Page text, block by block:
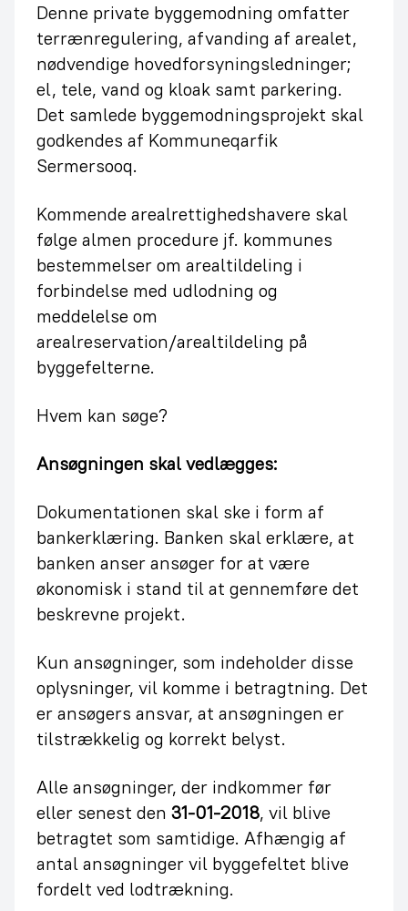
Denne private byggemodning omfatter
terrænregulering, afvanding af arealet,
nødvendige hovedforsyningsledninger;
el, tele, vand og kloak samt parkering.
Det samlede byggemodningsprojekt skal
godkendes af Kommuneqarfik
Sermersooq.
Kommende arealrettighedshavere skal
følge almen procedure jf. kommunes
bestemmelser om arealtildeling i
forbindelse med udlodning og
meddelelse om
arealreservation/arealtildeling på
byggefelterne.
Hvem kan søge?
Ansøgningen skal vedlægges:
Dokumentationen skal ske i form af
bankerklæring. Banken skal erklære, at
banken anser ansøger for at være
økonomisk i stand til at gennemføre det
beskrevne projekt.
Kun ansøgninger, som indeholder disse
oplysninger, vil komme i betragtning. Det
er ansøgers ansvar, at ansøgningen er
tilstrækkelig og korrekt belyst.
Alle ansøgninger, der indkommer før
eller senest den 31-01-2018, vil blive
betragtet som samtidige. Afhængig af
antal ansøgninger vil byggefeltet blive
fordelt ved lodtrækning.